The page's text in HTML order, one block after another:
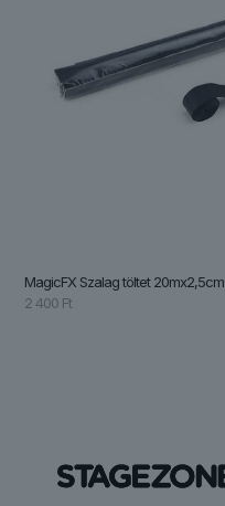
MagicFX Szalag töltet 20mx2,5cm
2 400 Ft